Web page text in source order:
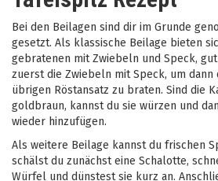
Bei den Beilagen sind dir im Grunde
gesetzt. Als klassische Beilage bieten
gebratenen mit Zwiebeln und Speck,
zuerst die Zwiebeln mit Speck, um
übrigen Röstansatz zu braten. Sind die
goldbraun, kannst du sie würzen und
wieder hinzufügen.
Als weitere Beilage kannst du frischen
schälst du zunächst eine Schalotte,
Würfel und dünstest sie kurz an.